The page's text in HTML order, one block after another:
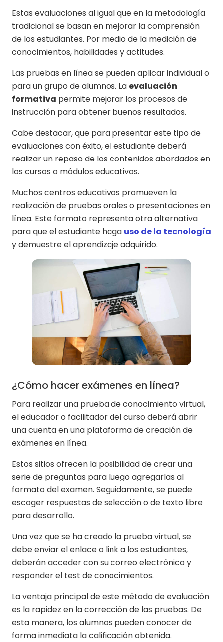
Estas evaluaciones al igual que en la metodología
tradicional se basan en mejorar la comprensión
de los estudiantes. Por medio de la medición de
conocimientos, habilidades y actitudes.
Las pruebas en línea se pueden aplicar individual o
para un grupo de alumnos. La evaluación
formativa permite mejorar los procesos de
instrucción para obtener buenos resultados.
Cabe destacar, que para presentar este tipo de
evaluaciones con éxito, el estudiante deberá
realizar un repaso de los contenidos abordados en
los cursos o módulos educativos.
Muchos centros educativos promueven la
realización de pruebas orales o presentaciones en
línea. Este formato representa otra alternativa
para que el estudiante haga uso de la tecnología
y demuestre el aprendizaje adquirido.
¿Cómo hacer exámenes en línea?
Para realizar una prueba de conocimiento virtual,
el educador o facilitador del curso deberá abrir
una cuenta en una plataforma de creación de
exámenes en línea.
Estos sitios ofrecen la posibilidad de crear una
serie de preguntas para luego agregarlas al
formato del examen. Seguidamente, se puede
escoger respuestas de selección o de texto libre
para desarrollo.
Una vez que se ha creado la prueba virtual, se
debe enviar el enlace o link a los estudiantes,
deberán acceder con su correo electrónico y
responder el test de conocimientos.
La ventaja principal de este método de evaluación
es la rapidez en la corrección de las pruebas. De
esta manera, los alumnos pueden conocer de
forma inmediata la calificación obtenida.